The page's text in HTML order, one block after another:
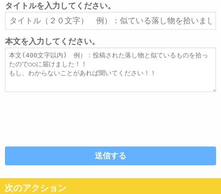
ル
ア
ド
レ
ス
タイトルを入力してください。
タ
イ
ト
ル
本文を入力してください。
本
文
次のアクション